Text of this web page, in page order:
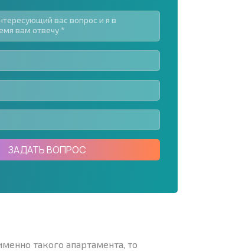
| Нажимая кнопку, вы разрешаете
сообщение
ЗАДАТЬ ВОПРОС
такого апартамента, то